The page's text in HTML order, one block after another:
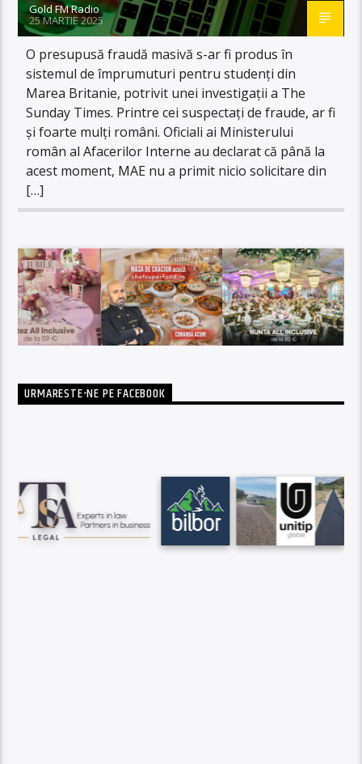
Gold FM Radio
25 MARTIE 2025
O presupusă fraudă masivă s-ar fi produs în
sistemul de împrumuturi pentru studenţi din
Marea Britanie, potrivit unei investigaţii a The
Sunday Times. Printre cei suspectaţi de fraude, ar fi
şi foarte mulţi români. Oficiali ai Ministerului
român al Afacerilor Interne au declarat că până la
acest moment, MAE nu a primit nicio solicitare din
[…]
URMARESTE-NE PE FACEBOOK